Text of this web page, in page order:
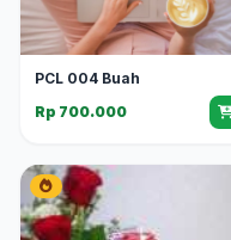
PCL 004 Buah
Rp 700.000